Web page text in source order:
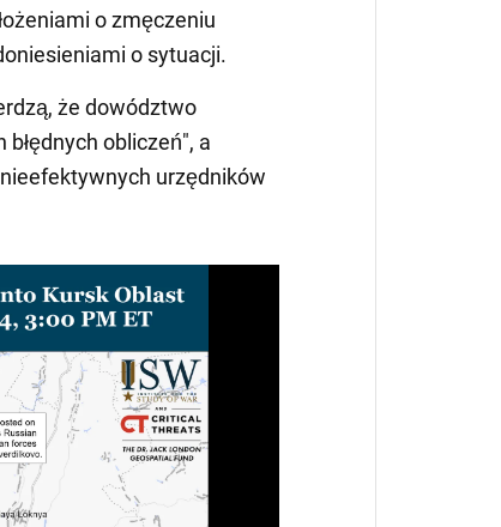
o zmęczeniu
o sytuacji.
że dowództwo
obliczeń", a
urzędników